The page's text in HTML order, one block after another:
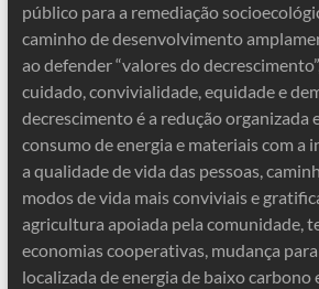
público para a remediação
caminho de desenvolvimento
ao defender “valores do
cuidado, convivialidade, equidade e
decrescimento é a redução organizada
consumo de energia e materiais com a
a qualidade de vida das pessoas,
modos de vida mais conviviais e
agricultura apoiada pela comunidade,
economias cooperativas, mudança
localizada de energia de baixo carbono